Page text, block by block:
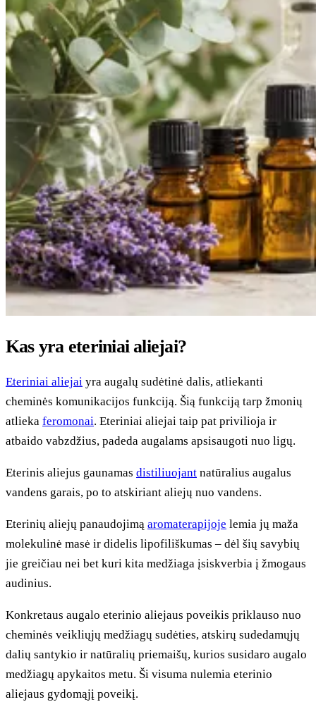
Kas yra eteriniai aliejai?
Eteriniai aliejai yra augalų sudėtinė dalis, atliekanti
cheminės komunikacijos funkciją. Šią funkciją tarp žmonių
atlieka feromonai. Eteriniai aliejai taip pat privilioja ir
atbaido vabzdžius, padeda augalams apsisaugoti nuo ligų.
Eterinis aliejus gaunamas distiliuojant natūralius augalus
vandens garais, po to atskiriant aliejų nuo vandens.
Eterinių aliejų panaudojimą aromaterapijoje lemia jų maža
molekulinė masė ir didelis lipofiliškumas – dėl šių savybių
jie greičiau nei bet kuri kita medžiaga įsiskverbia į žmogaus
audinius.
Konkretaus augalo eterinio aliejaus poveikis priklauso nuo
cheminės veikliųjų medžiagų sudėties, atskirų sudedamųjų
dalių santykio ir natūralių priemaišų, kurios susidaro augalo
medžiagų apykaitos metu. Ši visuma nulemia eterinio
aliejaus gydomąjį poveikį.